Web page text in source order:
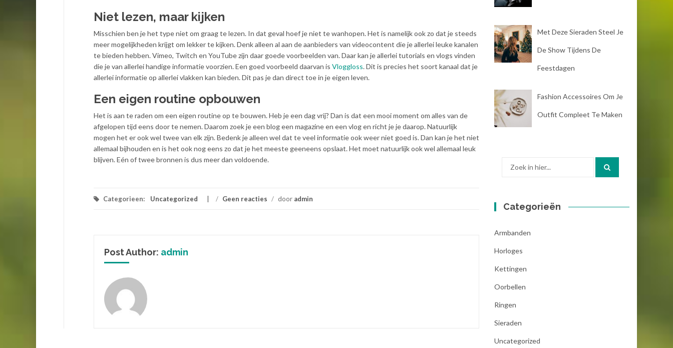
Niet lezen, maar kijken
Misschien ben je het type niet om graag te lezen. In dat geval hoef je niet te wanhopen. Het is namelijk ook zo dat je steeds
meer mogelijkheden krijgt om lekker te kijken. Denk alleen al aan de aanbieders van videocontent die je allerlei leuke kanalen
te bieden hebben. Vimeo, Twitch en YouTube zijn daar goede voorbeelden van. Daar kan je allerlei tutorials en vlogs vinden
die je van allerlei handige informatie voorzien. Een goed voorbeeld daarvan is Vloggloss. Dit is precies het soort kanaal dat je
allerlei informatie op allerlei vlakken kan bieden. Dit pas je dan direct toe in je eigen leven.
Een eigen routine opbouwen
Het is aan te raden om een eigen routine op te bouwen. Heb je een dag vrij? Dan is dat een mooi moment om alles van de
afgelopen tijd eens door te nemen. Daarom zoek je een blog een magazine en een vlog en richt je je daarop. Natuurlijk
mogen het er ook wel twee van elk zijn. Bedenk je alleen wel dat te veel informatie ook weer niet goed is. Dan kan je het niet
allemaal bijhouden en is het ook nog eens zo dat je het meeste geeneens opslaat. Het moet natuurlijk ook wel allemaal leuk
blijven. Eén of twee bronnen is dus meer dan voldoende.
Categorieen: Uncategorized / Geen reacties / door admin
Post Author: admin
Met Deze Sieraden Steel Je
De Show Tijdens De
Feestdagen
Fashion Accessoires Om Je
Outfit Compleet Te Maken
Zoek
Categorieën
Armbanden
Horloges
Kettingen
Oorbellen
Ringen
Sieraden
Uncategorized